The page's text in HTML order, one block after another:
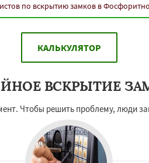
по вскрытию замков в
КАЛЬКУЛЯТОР
ВСКРЫТИЕ
Чтобы решить проблему, люди